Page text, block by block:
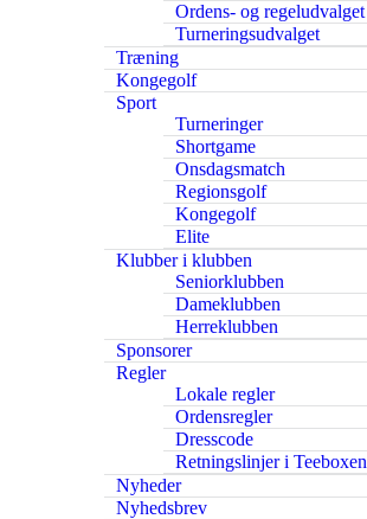
Ordens- og regeludvalget
Turneringsudvalget
Træning
Kongegolf
Sport
Turneringer
Shortgame
Onsdagsmatch
Regionsgolf
Kongegolf
Elite
Klubber i klubben
Seniorklubben
Dameklubben
Herreklubben
Sponsorer
Regler
Lokale regler
Ordensregler
Dresscode
Retningslinjer i Teeboxen
Nyheder
Nyhedsbrev